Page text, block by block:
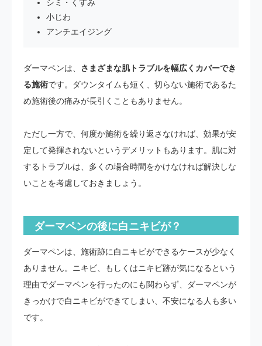
シミ・くすみ
小じわ
アンチエイジング
ダーマペンは、 さまざまな肌トラブルを幅広くカバーでき
る施術です。ダウンタイムも短く、切らない施術であるた
め施術後の痛みが長引くこともありません。
ただし一方で、何度か施術を繰り返さなければ、効果が安
定して発揮されないというデメリットもあります。肌に対
するトラブルは、多くの場合時間をかけなければ解決しな
いことを考慮しておきましょう。
ダーマペンの後に白ニキビが？
ダーマペンは、施術跡に白ニキビができるケースが少なく
ありません。ニキビ、もしくはニキビ跡が気になるという
理由でダーマペンを行ったのにも関わらず、ダーマペンが
きっかけで白ニキビができてしまい、不安になる人も多い
です。